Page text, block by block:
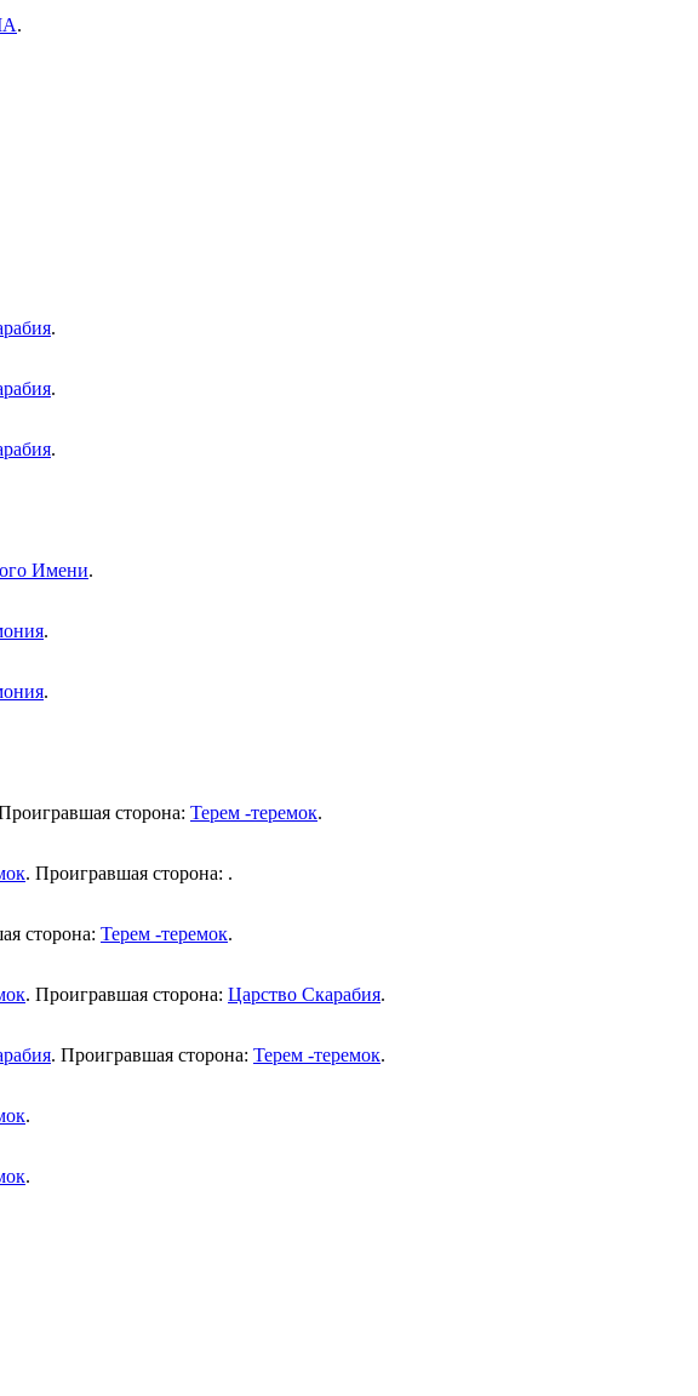
.
.
.
.
Имени.
.
.
сторона: Терем -теремок.
. Проигравшая сторона: .
сторона: Терем -теремок.
. Проигравшая сторона: Царство Скарабия.
. Проигравшая сторона: Терем -теремок.
.
.